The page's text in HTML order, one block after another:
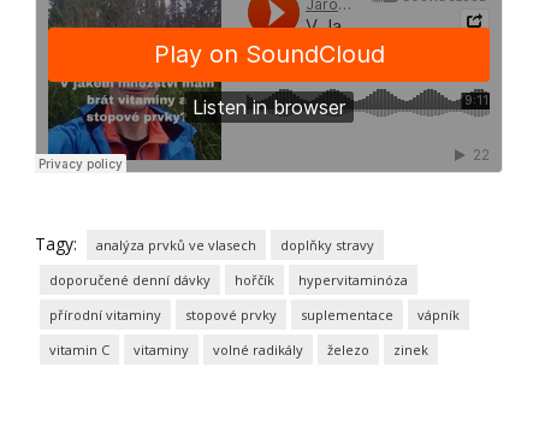
Tagy: analýza prvků ve vlasech
doplňky stravy
doporučené denní dávky
hořčík
hypervitaminóza
přírodní vitaminy
stopové prvky suplementace
vápník
vitamin C
vitaminy volné radikály železo zinek